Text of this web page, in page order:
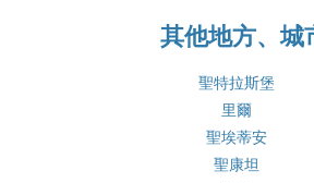
其他地方、城
聖特拉斯堡
里爾
聖埃蒂安
聖康坦